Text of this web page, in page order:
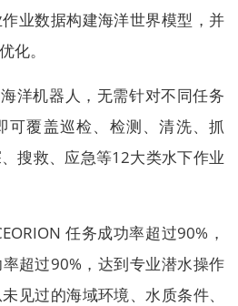
业数据构建海洋世界模型，并
化。
洋机器人，无需针对不同任务
可覆盖巡检、检测、清洗、抓
搜救、应急等12大类水下作业
任务成功率超过90%，
超过90%，达到专业潜水操作
见过的海域环境、水质条件、